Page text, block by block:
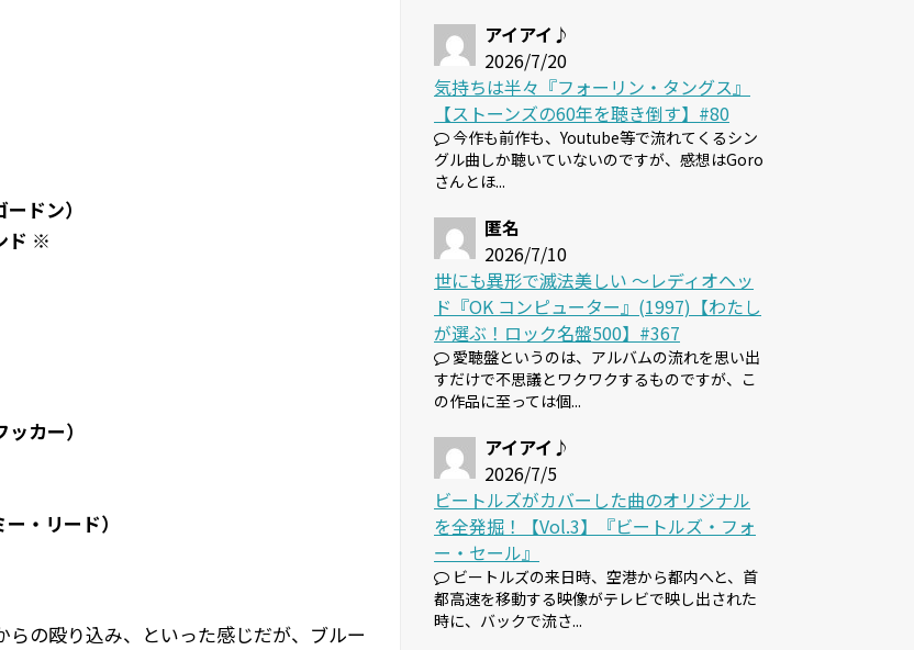
ドン）
ド ※
カー）
・リード）
の殴り込み、といった感じだが、ブルー
アイアイ♪
2026/7/20
気持ちは半々『フォーリン・タングス』
【ストーンズの60年を聴き倒す】#80
今作も前作も、Youtube等で流れてくるシン
グル曲しか聴いていないのですが、感想はGoro
さんとほ...
匿名
2026/7/10
世にも異形で滅法美しい 〜レディオヘッ
ド『OK コンピューター』(1997)【わたし
が選ぶ！ロック名盤500】#367
愛聴盤というのは、アルバムの流れを思い出
すだけで不思議とワクワクするものですが、こ
の作品に至っては個...
アイアイ♪
2026/7/5
ビートルズがカバーした曲のオリジナル
を全発掘！【Vol.3】『ビートルズ・フォ
ー・セール』
ビートルズの来日時、空港から都内へと、首
都高速を移動する映像がテレビで映し出された
時に、バックで流さ...